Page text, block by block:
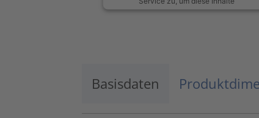
Akzeptieren
Basisdaten